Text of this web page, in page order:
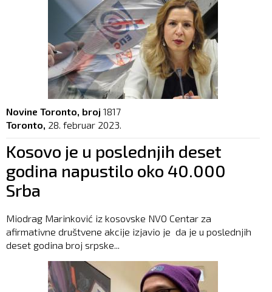
Novine Toronto, broj 1817
Toronto, 28. februar 2023.
Kosovo je u poslednjih deset
godina napustilo oko 40.000
Srba
Miodrag Marinković iz kosovske NVO Centar za
afirmativne društvene akcije izjavio je da je u poslednjih
deset godina broj srpske...